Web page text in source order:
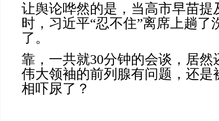
让舆论哗然的是，当高市早苗提
时，习近平“忍不住”离席上趟了
了。
靠，一共就30分钟的会谈，居然
伟大领袖的前列腺有问题，还是
相吓尿了？